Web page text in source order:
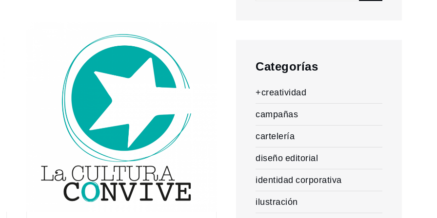
Categorías
+creatividad
campañas
cartelería
diseño editorial
identidad corporativa
ilustración